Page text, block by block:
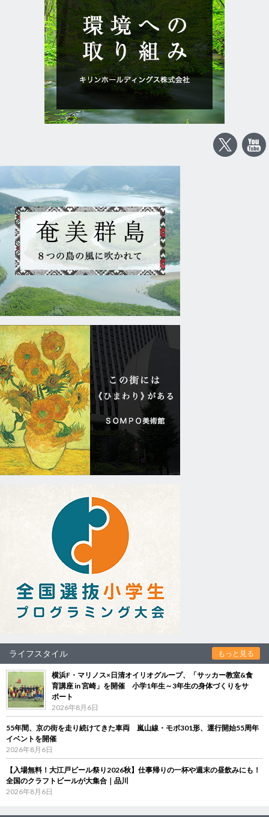
ライフスタイル もっと見る
横浜F・マリノス×日清オイリオグループ、「サッカー教室&食
育講座 in 宮崎」を開催 小学1年生～3年生の身体づくりをサ
ポート
2026年8月6日
55年間、京の街を走り続けてきた車両 嵐山線・モボ301形、運行開始55周年
イベントを開催
2026年8月6日
【入場無料！大江戸ビール祭り2026秋】仕事帰りの一杯や週末の昼飲みにも！
全国のクラフトビールが大集合｜品川
2026年8月6日